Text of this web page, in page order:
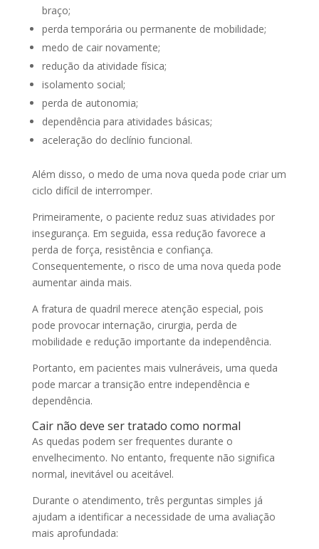
braço;
perda temporária ou permanente de mobilidade;
medo de cair novamente;
redução da atividade física;
isolamento social;
perda de autonomia;
dependência para atividades básicas;
aceleração do declínio funcional.
Além disso, o medo de uma nova queda pode criar um
ciclo difícil de interromper.
Primeiramente, o paciente reduz suas atividades por
insegurança. Em seguida, essa redução favorece a
perda de força, resistência e confiança.
Consequentemente, o risco de uma nova queda pode
aumentar ainda mais.
A fratura de quadril merece atenção especial, pois
pode provocar internação, cirurgia, perda de
mobilidade e redução importante da independência.
Portanto, em pacientes mais vulneráveis, uma queda
pode marcar a transição entre independência e
dependência.
Cair não deve ser tratado como normal
As quedas podem ser frequentes durante o
envelhecimento. No entanto, frequente não significa
normal, inevitável ou aceitável.
Durante o atendimento, três perguntas simples já
ajudam a identificar a necessidade de uma avaliação
mais aprofundada: